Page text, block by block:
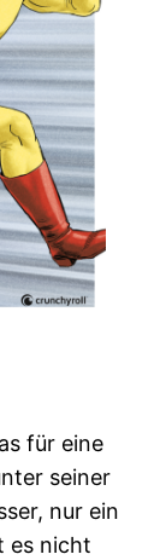
für eine
seiner
nur ein
es nicht